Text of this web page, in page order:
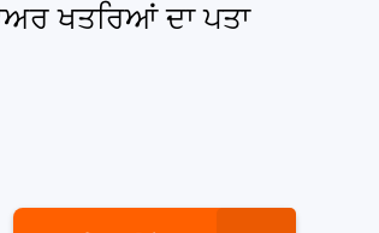
ਖਤਰਿਆਂ ਦਾ ਪਤਾ